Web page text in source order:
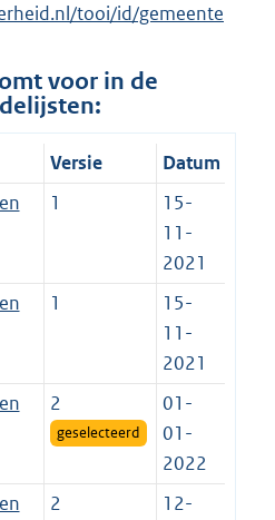
tooi/id/gemeente
voor in de
Versie
Datum
1
15-
11-
2021
1
15-
11-
2021
2
geselecteerd
01-
01-
2022
2
12-